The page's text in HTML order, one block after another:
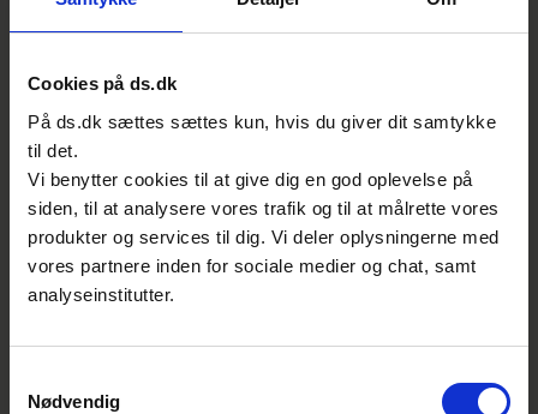
Cookies på ds.dk
På ds.dk sættes sættes kun, hvis du giver dit samtykke
til det.
Vi benytter cookies til at give dig en god oplevelse på
siden, til at analysere vores trafik og til at målrette vores
produkter og services til dig. Vi deler oplysningerne med
vores partnere inden for sociale medier og chat, samt
analyseinstitutter.
Nødvendig
Cirkulær økonomi i organisationer
S-1000 / U-06
Cirkulære tekstiler (S-1000 U6)